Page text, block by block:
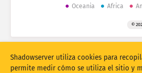
Actualizar
Oceania
Africa
©
Shadowserver utiliza cookies para
permite medir cómo se utiliza el sitio y